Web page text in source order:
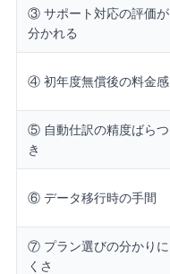
③ サポート対応の評価が
分かれる
④ 初年度無償後の料金感
⑤ 自動仕訳の精度ばらつ
き
⑥ データ移行時の手間
⑦ プラン選びの分かりに
くさ